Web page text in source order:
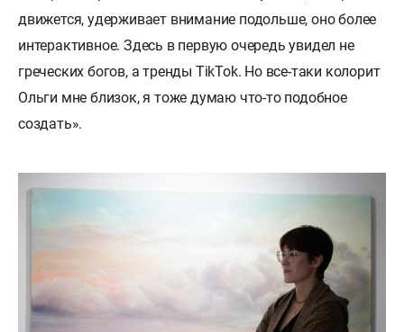
движется, удерживает внимание подольше, оно более
интерактивное. Здесь в первую очередь увидел не
греческих богов, а тренды TikTok. Но все-таки колорит
Ольги мне близок, я тоже думаю что-то подобное
создать».